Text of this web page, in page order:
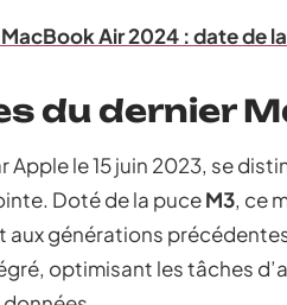
Air 2024 : date de
du dernier
Apple le 15 juin 2023, se
Doté de la puceM3, ce
générations
optimisant les tâches